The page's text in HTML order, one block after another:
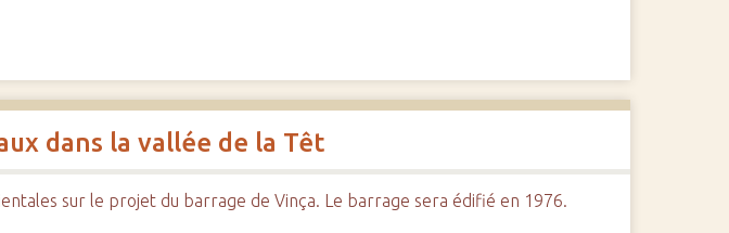
dans la vallée de la Têt
sur le projet du barrage de Vinça. Le barrage sera édifié en 1976.